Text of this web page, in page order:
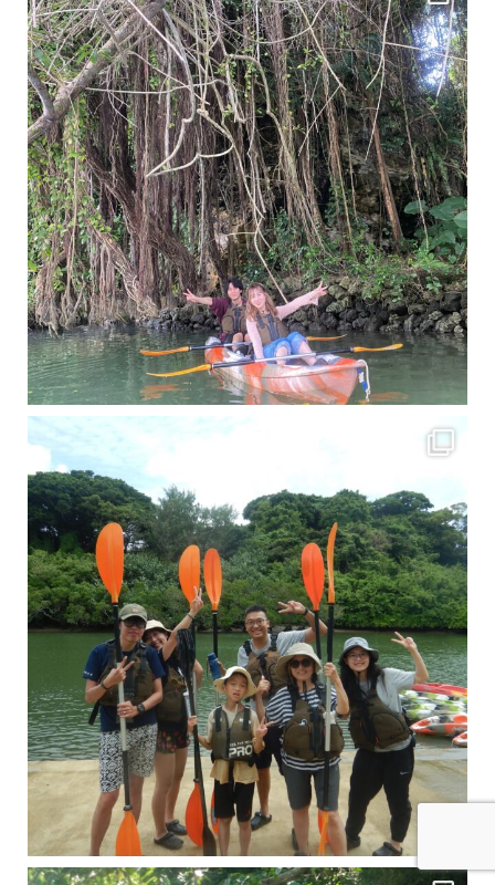
梅雨真っ只中の沖縄ですが 今日もカンカンに晴れてくれました！！
今日は満潮だっ
引き潮だったの